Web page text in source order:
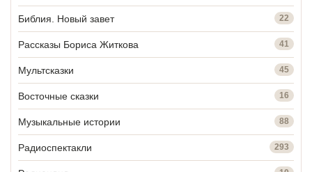
Библия. Новый завет 22
Рассказы Бориса Житкова 41
Мультсказки 45
Восточные сказки 16
Музыкальные истории 88
Радиоспектакли 293